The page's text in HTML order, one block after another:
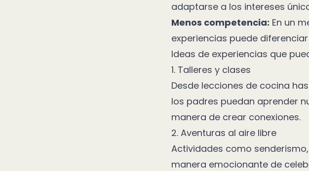
adaptarse a los intereses
Menos competencia: En un
experiencias puede
Ideas de experiencias que
1. Talleres y clases
Desde lecciones de cocina
los padres puedan aprender
manera de crear conexiones.
2. Aventuras al aire libre
Actividades como
manera emocionante de